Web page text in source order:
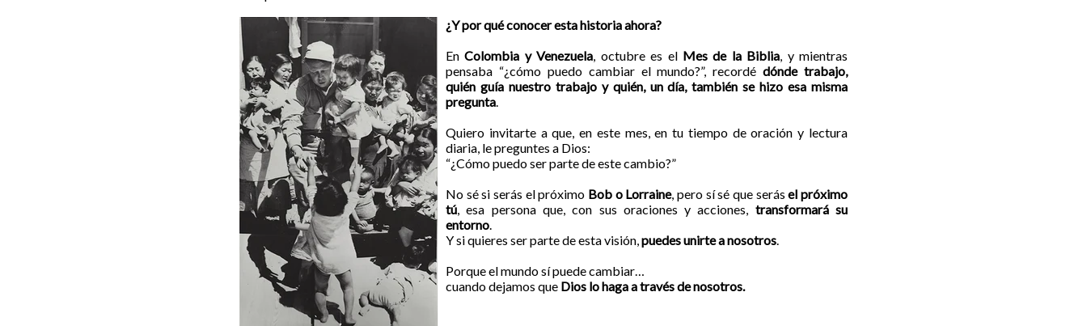
¿Y por qué conocer esta historia ahora?
EnColombia y Venezuela, octubre es el Mes de la Biblia, y mientras
pensaba “¿cómo puedo cambiar el mundo?”, recordédónde trabajo,
quién guía nuestro trabajo y quién, un día, también se hizo esa misma
pregunta.
Quiero invitarte a que, en este mes, en tu tiempo de oración y lectura
diaria, le preguntes a Dios:
“¿Cómo puedo ser parte de este cambio?”
No sé si serás el próximo Bob o Lorraine, pero sí sé que serásel próximo
tú, esa persona que, con sus oraciones y acciones, transformará su
entorno.
Y si quieres ser parte de esta visión,puedes unirte a nosotros.
Porque el mundo sí puede cambiar…
cuando dejamos que Dios lo haga a través de nosotros.